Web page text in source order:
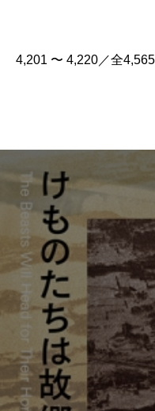
4,201 〜 4,220／全